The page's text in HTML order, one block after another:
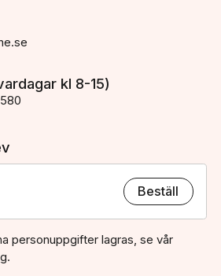
kl 8-15)
Beställ
personuppgifter lagras, se vår
.